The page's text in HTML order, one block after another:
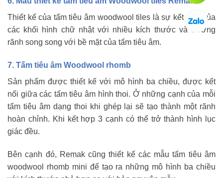
Thiết kế của tấm tiêu âm woodwool tiles là sự kết hợp của
các khối hình chữ nhật với nhiều kích thước và đường
rãnh song song với bề mặt của tấm tiêu âm.
7. Tấm tiêu âm Woodwool rhomb
Sản phẩm được thiết kế với mô hình ba chiều, được kết
nối giữa các tấm tiêu âm hình thoi. Ở những cạnh của mỗi
tấm tiêu âm dạng thoi khi ghép lại sẽ tạo thành một rãnh
hoàn chỉnh. Khi kết hợp 3 cạnh có thể trở thành hình lục
giác đều.
Bên cạnh đó, Remak cũng thiết kế các mẫu tấm tiêu âm
woodwool rhomb mini để tạo ra những mô hình ba chiều